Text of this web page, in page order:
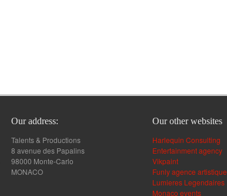
Our address:
Talents & Productions
8 avenue des Papalins
98000 Monte-Carlo
MONACO
Our other websites
Harlequin Consulting
Entertainment agency
Vikpaint
Funly agence artistique
Lumieres Legendaires
Monaco events